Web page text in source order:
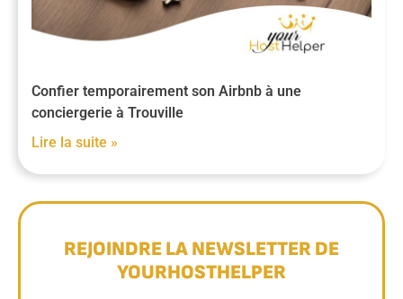
Confier temporairement son Airbnb à une
conciergerie à Trouville
Lire la suite »
REJOINDRE LA NEWSLETTER DE
YOURHOSTHELPER